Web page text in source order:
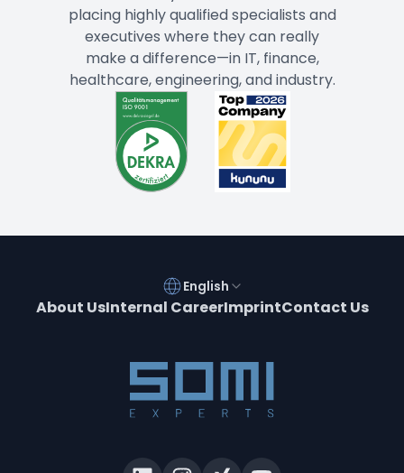
placing highly qualified specialists and
executives where they can really
make a difference—in IT, finance,
healthcare, engineering, and industry.
English
About UsInternal CareerImprintContact Us